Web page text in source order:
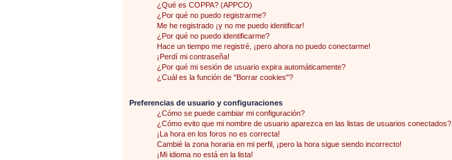
¿Qué es COPPA? (APPCO)
¿Por qué no puedo registrarme?
Me he registrado ¡y no me puedo identificar!
¿Por qué no puedo identificarme?
Hace un tiempo me registré, ¡pero ahora no puedo conectarme!
¡Perdí mi contraseña!
¿Por qué mi sesión de usuario expira automáticamente?
¿Cuál es la función de "Borrar cookies"?
Preferencias de usuario y configuraciones
¿Cómo se puede cambiar mi configuración?
¿Cómo evito que mi nombre de usuario aparezca en las listas de usuarios conectados?
¡La hora en los foros no es correcta!
Cambié la zona horaria en mi perfil, ¡pero la hora sigue siendo incorrecto!
¡Mi idioma no está en la lista!